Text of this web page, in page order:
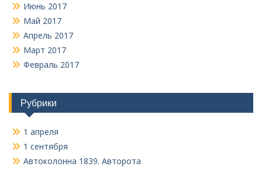
Июнь 2017
Май 2017
Апрель 2017
Март 2017
Февраль 2017
Рубрики
1 апреля
1 сентября
Автоколонна 1839. Авторота